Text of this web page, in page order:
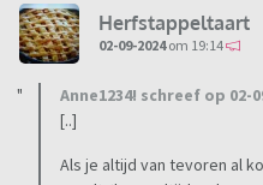
Herfstappeltaart
02-09-2024om 19:14
Anne1234! schreef op 02-
[..]
Als je altijd van tevoren al